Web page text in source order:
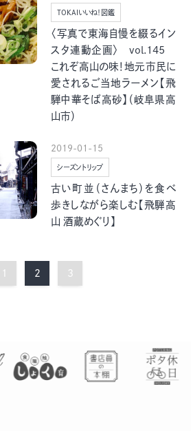
TOKAIいいね！図鑑
〈写真で東海自慢を綴るイン
スタ連動企画〉 vol.145
これぞ高山の味！地元市民に
愛されるご当地ラーメン【飛
騨中華そば高砂】（岐阜県高
山市）
2019-01-15
シーズントリップ
古い町並（さんまち）を食べ
歩きしながら楽しむ【飛騨高
山 酒蔵めぐり】
2 3